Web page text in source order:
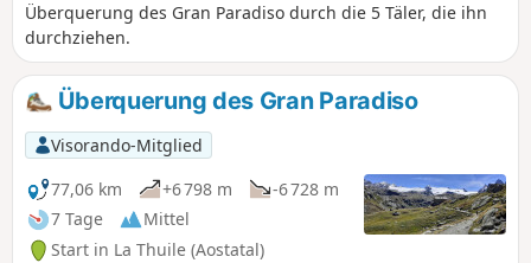
Überquerung des Gran Paradiso durch die 5 Täler, die ihn
durchziehen.
Überquerung des Gran Paradiso
Visorando-Mitglied
77,06 km
+6 798 m
-6 728 m
7 Tage
Mittel
Start in La Thuile (Aostatal)